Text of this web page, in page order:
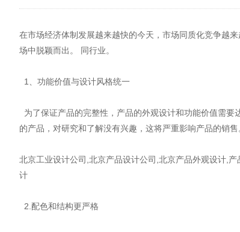
在市场经济体制发展越来越快的今天，市场同质化竞争越
场中脱颖而出。 同行业。
1、功能价值与设计风格统一
为了保证产品的完整性，产品的外观设计和功能价值需
的产品，对研究和了解没有兴趣，这将严重影响产品的销售
北京工业设计公司,北京产品设计公司,北京产品外观设计,
计
2.配色和结构更严格